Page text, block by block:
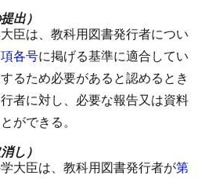
出）
臣は、教科用図書発行者につい
各号に掲げる基準に適合してい
るため必要があると認めるとき
者に対し、必要な報告又は資料
ができる。
し）
大臣は、教科用図書発行者が第